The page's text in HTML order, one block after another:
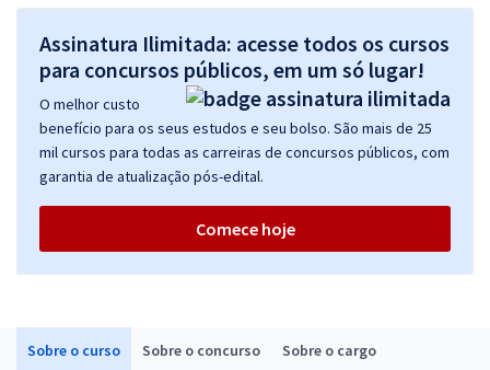
Sobre o curso Sobre o concurso Sobre o cargo
Assinatura Ilimitada: acesse todos os cursos
para concursos públicos, em um só lugar!
O melhor custo
benefício para os seus estudos e seu bolso. São mais de 25
mil cursos para todas as carreiras de concursos públicos, com
garantia de atualização pós-edital.
Comece hoje